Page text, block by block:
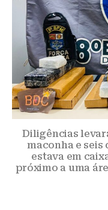
Diligências
maconha e
estava em
próximo a uma